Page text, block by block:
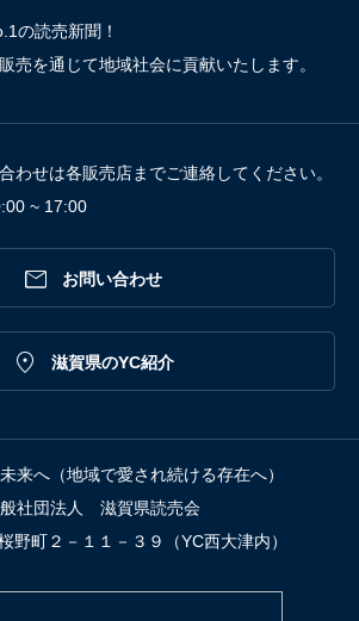
の読売新聞！
売を通じて地域社会に貢献いたします。
わせは各販売店までご連絡してください。
~ 17:00
 お問い合わせ
 滋賀県のYC紹介
来へ（地域で愛され続ける存在へ）
社団法人 滋賀県読売会
野町２－１１－３９（YC西大津内）